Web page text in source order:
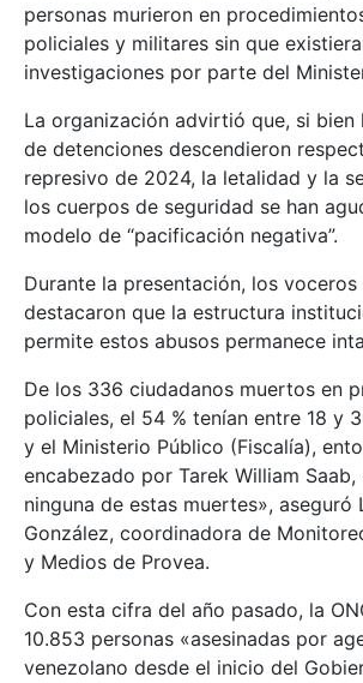
personas murieron en
policiales y militares sin que
investigaciones por parte del
La organización advirtió que, si bien
de detenciones descendieron
represivo de 2024, la letalidad y la
los cuerpos de seguridad se han
modelo de “pacificación negativa”.
Durante la presentación, los voceros
destacaron que la estructura
permite estos abusos permanece
De los 336 ciudadanos muertos en
policiales, el 54 % tenían entre 18 y
y el Ministerio Público (Fiscalía),
encabezado por Tarek William
ninguna de estas muertes», aseguró
González, coordinadora de
y Medios de Provea.
Con esta cifra del año pasado, la
10.853 personas «asesinadas por
venezolano desde el inicio del